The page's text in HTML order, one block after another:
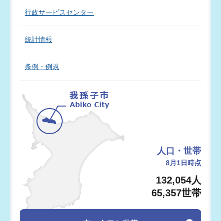
行政サービスセンター
統計情報
条例・例規
人口・世帯
8月1日時点
132,054人
65,357世帯